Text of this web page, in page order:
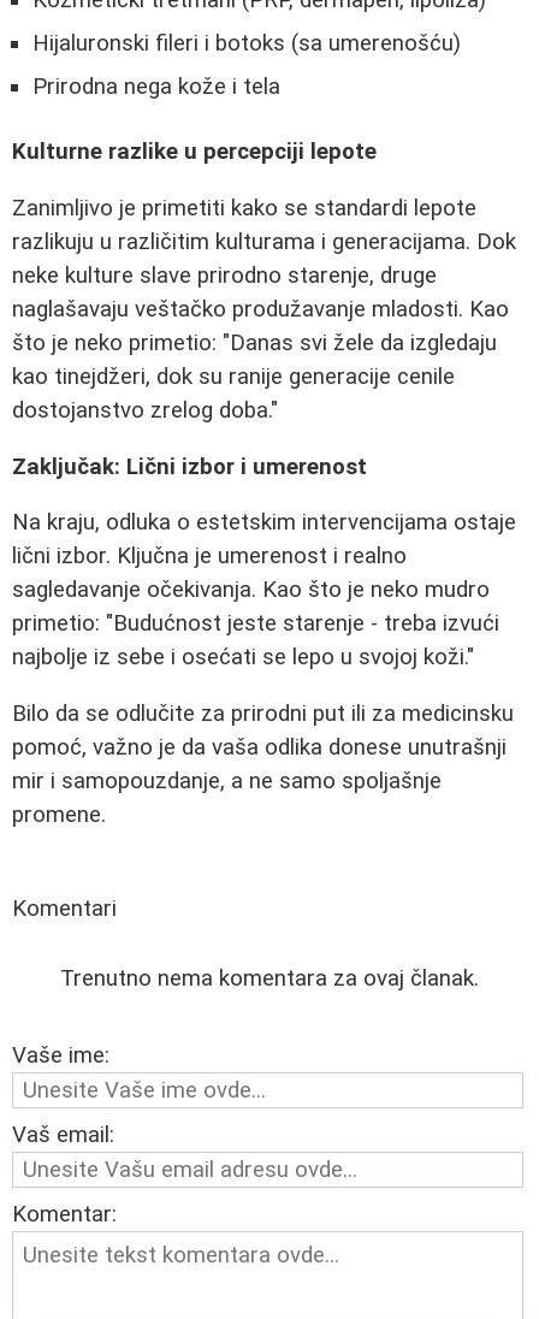
Hijaluronski fileri i botoks (sa umerenošću)
Prirodna nega kože i tela
Kulturne razlike u percepciji lepote
Zanimljivo je primetiti kako se standardi lepote
razlikuju u različitim kulturama i generacijama. Dok
neke kulture slave prirodno starenje, druge
naglašavaju veštačko produžavanje mladosti. Kao
što je neko primetio: "Danas svi žele da izgledaju
kao tinejdžeri, dok su ranije generacije cenile
dostojanstvo zrelog doba."
Zaključak: Lični izbor i umerenost
Na kraju, odluka o estetskim intervencijama ostaje
lični izbor. Ključna je umerenost i realno
sagledavanje očekivanja. Kao što je neko mudro
primetio: "Budućnost jeste starenje - treba izvući
najbolje iz sebe i osećati se lepo u svojoj koži."
Bilo da se odlučite za prirodni put ili za medicinsku
pomoć, važno je da vaša odlika donese unutrašnji
mir i samopouzdanje, a ne samo spoljašnje
promene.
Komentari
Trenutno nema komentara za ovaj članak.
Vaše ime:
Vaš email:
Komentar: